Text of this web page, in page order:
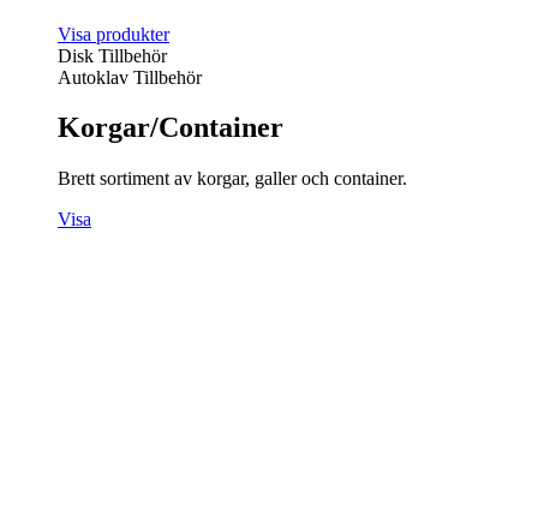
Visa produkter
Disk Tillbehör
Autoklav Tillbehör
Korgar/Container
Brett sortiment av korgar, galler och container.
Visa